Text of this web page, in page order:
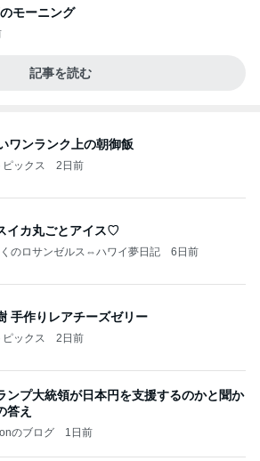
モーニング
記事を読む
ワンランク上の朝御飯
ックス 2日前
イカ丸ごとアイス♡
のロサンゼルス⇔ハワイ夢日記 6日前
手作りレアチーズゼリー
ックス 2日前
ンプ大統領が日本円を支援するのかと聞か
答え
のブログ 1日前